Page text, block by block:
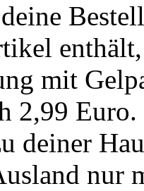
mit
2,99
deiner
nur